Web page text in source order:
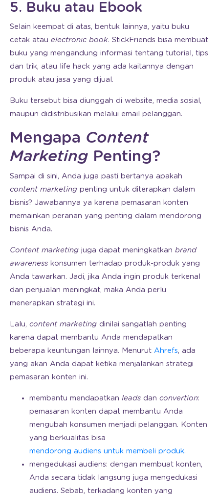
5. Buku atau Ebook
Selain keempat di atas, bentuk lainnya, yaitu buku
cetak atau electronic book. StickFriends bisa membuat
buku yang mengandung informasi tentang tutorial, tips
dan trik, atau life hack yang ada kaitannya dengan
produk atau jasa yang dijual.
Buku tersebut bisa diunggah di website, media sosial,
maupun didistribusikan melalui email pelanggan.
Mengapa Content
Marketing Penting?
Sampai di sini, Anda juga pasti bertanya apakah
content marketing penting untuk diterapkan dalam
bisnis? Jawabannya ya karena pemasaran konten
memainkan peranan yang penting dalam mendorong
bisnis Anda.
Content marketing juga dapat meningkatkan brand
awareness konsumen terhadap produk-produk yang
Anda tawarkan. Jadi, jika Anda ingin produk terkenal
dan penjualan meningkat, maka Anda perlu
menerapkan strategi ini.
Lalu, content marketing dinilai sangatlah penting
karena dapat membantu Anda mendapatkan
beberapa keuntungan lainnya. Menurut Ahrefs, ada
yang akan Anda dapat ketika menjalankan strategi
pemasaran konten ini.
membantu mendapatkan leads dan convertion:
pemasaran konten dapat membantu Anda
mengubah konsumen menjadi pelanggan. Konten
yang berkualitas bisa
mendorong audiens untuk membeli produk.
mengedukasi audiens: dengan membuat konten,
Anda secara tidak langsung juga mengedukasi
audiens. Sebab, terkadang konten yang